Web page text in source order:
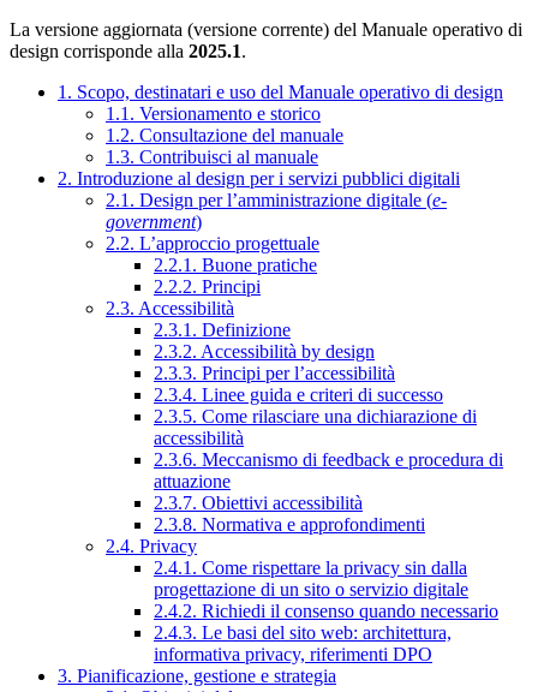
La versione aggiornata (versione corrente) del Manuale operativo di
design corrisponde alla 2025.1.
1. Scopo, destinatari e uso del Manuale operativo di design
1.1. Versionamento e storico
1.2. Consultazione del manuale
1.3. Contribuisci al manuale
2. Introduzione al design per i servizi pubblici digitali
2.1. Design per l’amministrazione digitale (e-
government)
2.2. L’approccio progettuale
2.2.1. Buone pratiche
2.2.2. Principi
2.3. Accessibilità
2.3.1. Definizione
2.3.2. Accessibilità by design
2.3.3. Principi per l’accessibilità
2.3.4. Linee guida e criteri di successo
2.3.5. Come rilasciare una dichiarazione di
accessibilità
2.3.6. Meccanismo di feedback e procedura di
attuazione
2.3.7. Obiettivi accessibilità
2.3.8. Normativa e approfondimenti
2.4. Privacy
2.4.1. Come rispettare la privacy sin dalla
progettazione di un sito o servizio digitale
2.4.2. Richiedi il consenso quando necessario
2.4.3. Le basi del sito web: architettura,
informativa privacy, riferimenti DPO
3. Pianificazione, gestione e strategia